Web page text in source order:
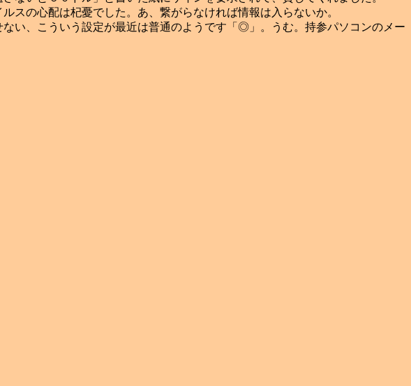
スの心配は杞憂でした。あ、繋がらなければ情報は入らないか。
い、こういう設定が最近は普通のようです「◎」。うむ。持参パソコンのメー